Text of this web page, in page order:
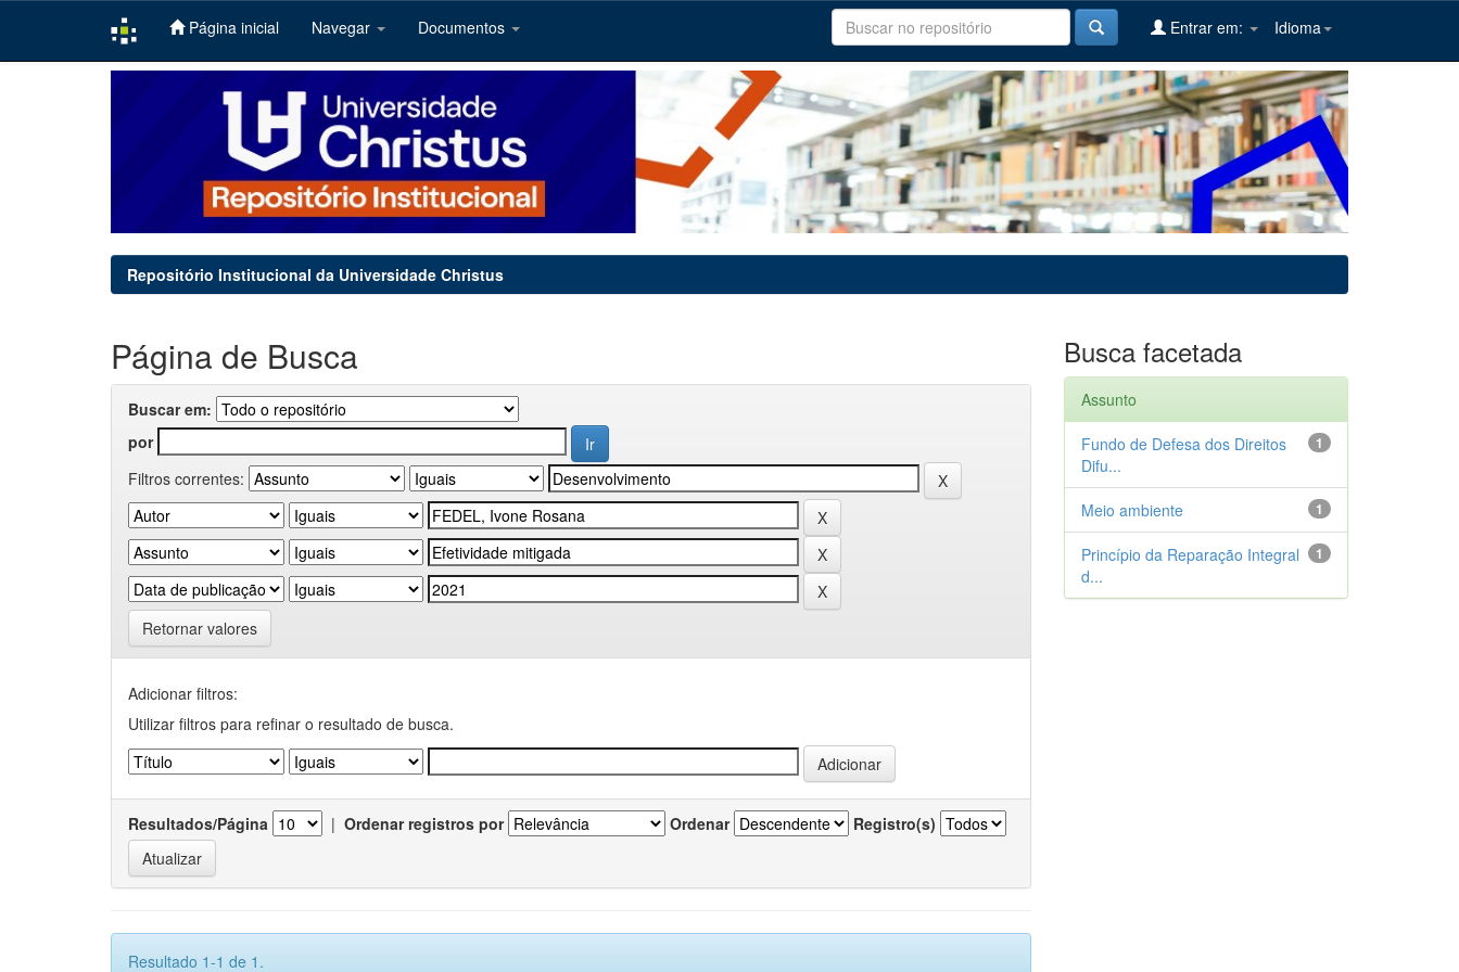
Página inicial Navegar Documentos Idioma
Entrar em:
Repositório Institucional da Universidade Christus
Página de Busca
Buscar em:
por
Filtros correntes:
Retornar valores
Adicionar filtros:
Utilizar filtros para refinar o resultado de busca.
Resultados/Página | Ordenar registros por Ordenar Registro(s)
Resultado 1-1 de 1.
Busca facetada
Assunto
1
Fundo de Defesa dos Direitos
Difu...
1
Meio ambiente
1
Princípio da Reparação Integral
d...